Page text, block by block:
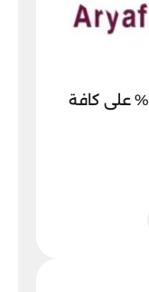
كود ارياف النحل فعال بنسبة 10% على كافة